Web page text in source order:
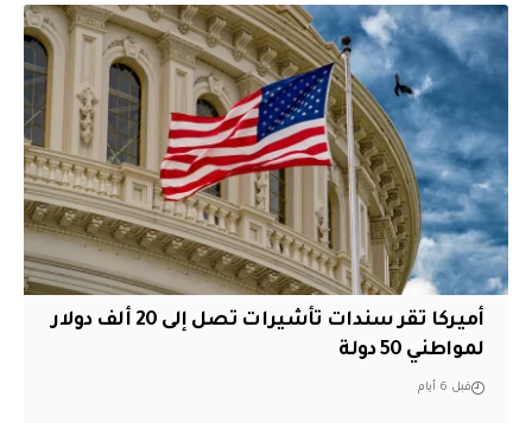
أميركا تقر سندات تأشيرات تصل إلى 20 ألف دولار
لمواطني 50 دولة
قبل 6 أيام